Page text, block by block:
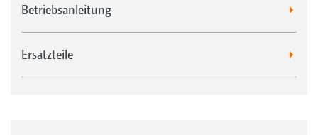
Betriebsanleitung
Ersatzteile